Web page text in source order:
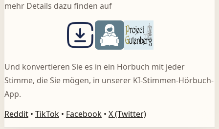
mehr Details dazu finden auf
Und konvertieren Sie es in ein Hörbuch mit jeder
Stimme, die Sie mögen, in unserer KI-Stimmen-Hörbuch-
App.
Reddit • TikTok • Facebook • X (Twitter)